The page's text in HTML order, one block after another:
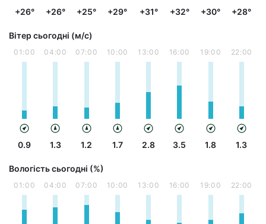
+26° +26° +25° +29° +31° +32° +30° +28°
Вітер сьогодні (м/с)
01:00
0.9
04:00
1.3
07:00
1.2
10:00
1.7
13:00
2.8
16:00
3.5
19:00
1.8
22:00
1.3
Вологість сьогодні (%)
01:00 04:00 07:00 10:00 13:00 16:00 19:00 22:00